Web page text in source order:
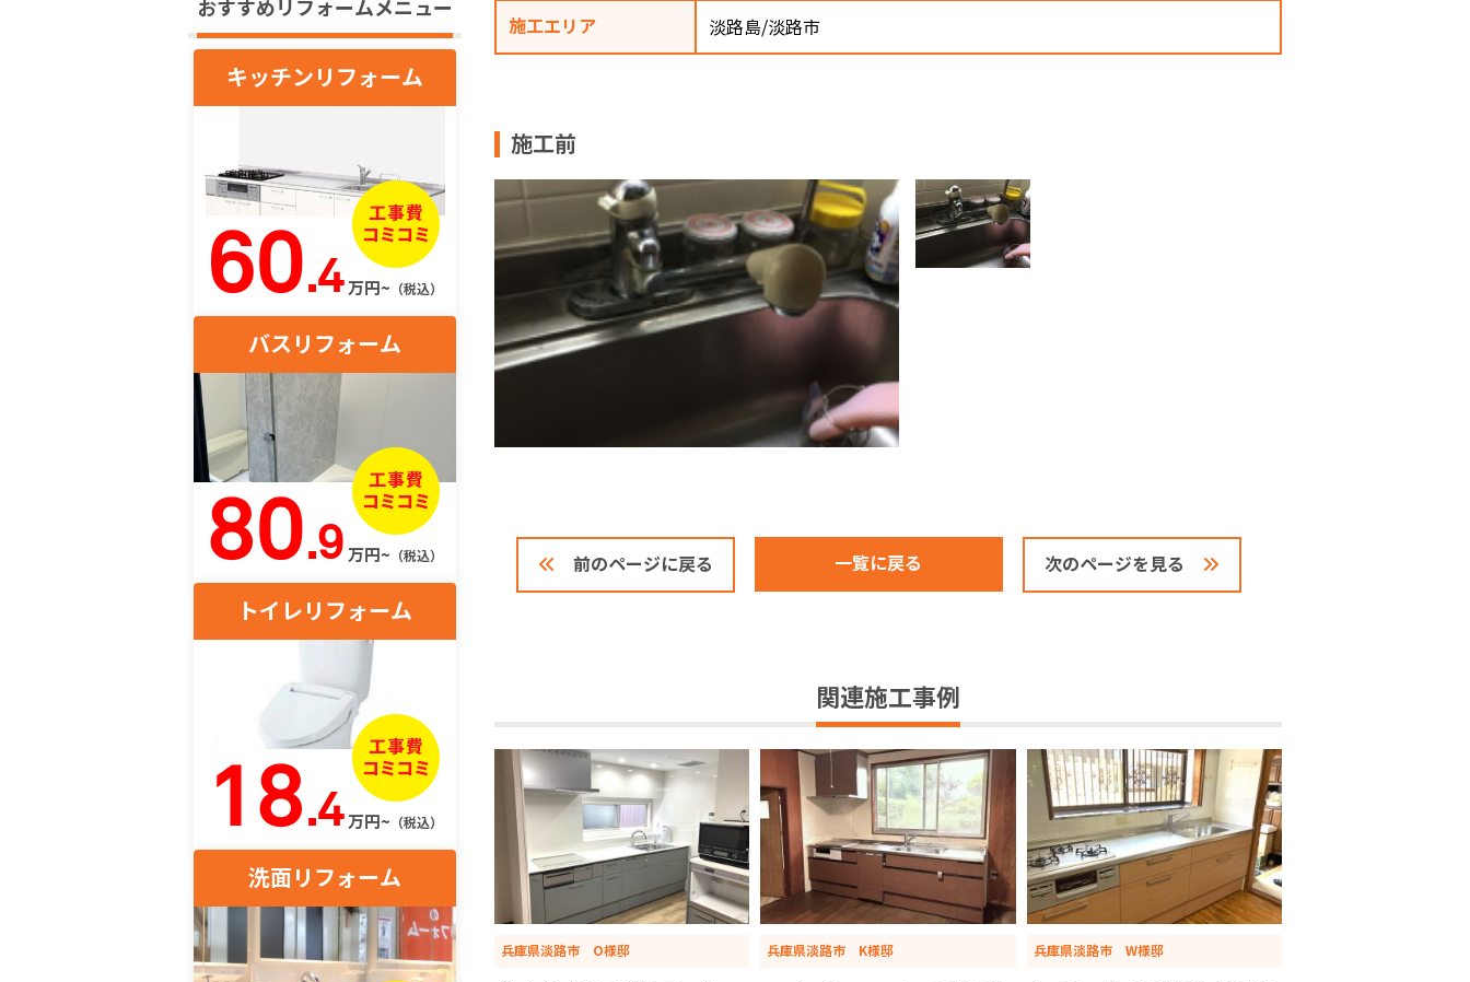
施工エリア 淡路島/淡路市
施工前
前のページに戻る 一覧に戻る 次のページを見る
関連施工事例
兵庫県淡路市 O様邸 兵庫県淡路市 K様邸 兵庫県淡路市 W様邸
おすすめリフォームメニュー
キッチンリフォーム
60.4万円~ （税込）
バスリフォーム
80.9 万円~ （税込）
トイレリフォーム
18.4万円~ （税込）
洗面リフォーム